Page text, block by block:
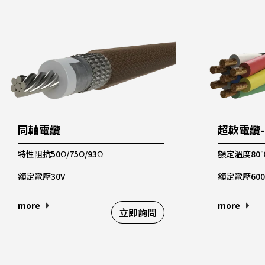
同軸電纜
特性阻抗50Ω/75Ω/93Ω
額定電壓30V
more 立即詢問
超軟電纜
額定溫度
額定電壓
more